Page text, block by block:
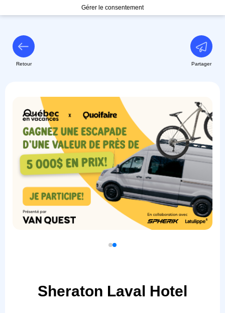
Gérer le consentement
Retour Partager
Sheraton Laval Hotel